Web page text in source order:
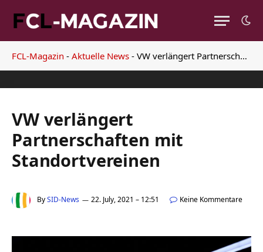
FCL-Magazin - Aktuelle News - VW verlängert Partnerschaften mit Standortvereinen
VW verlängert
Partnerschaften mit
Standortvereinen
BySID-News 22. July, 2021 – 12:51 Keine Kommentare